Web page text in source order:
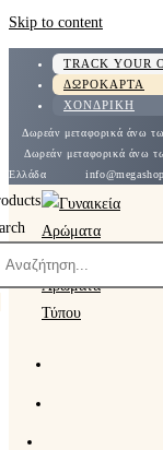
Skip to content
TRACK YOUR
ΔΩΡΟΚΑΡΤΑ
ΧΟΝΔΡΙΚΗ
Δωρεάν μεταφορικά άνω
Δωρεάν μεταφορικά
Ελλάδα